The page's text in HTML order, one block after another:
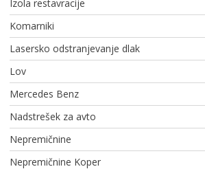
Izola restavracije
Komarniki
Lasersko odstranjevanje dlak
Lov
Mercedes Benz
Nadstrešek za avto
Nepremičnine
Nepremičnine Koper